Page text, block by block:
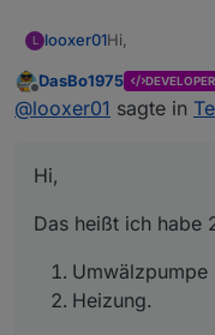
L looxer01Hi,
sehr schön
Bei mir ist es
Die Heizung
Heizung.
Hast du so
vG Looxer
Offline
DasBo1975 DEVELOPER
@looxer01 sagte in
Hi,
Das heißt ich habe
Umwälzpumpe
Heizung.